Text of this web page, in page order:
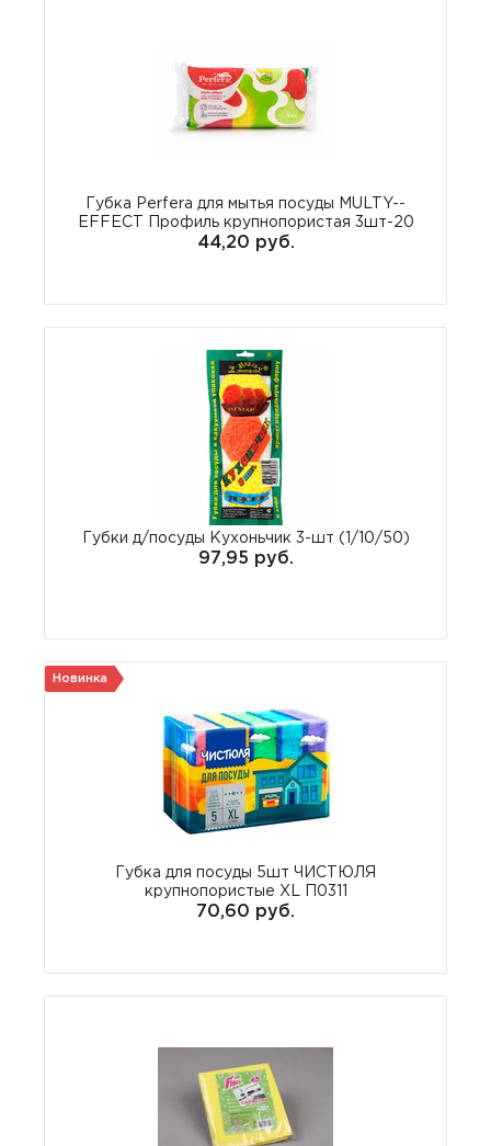
Губка Perfera для мытья посуды MULTY--
EFFECT Профиль крупнопористая 3шт-20
44,20 руб.
Губки д/посуды Кухоньчик 3-шт (1/10/50)
97,95 руб.
Губка для посуды 5шт ЧИСТЮЛЯ
крупнопористые XL П0311
70,60 руб.
Новинка